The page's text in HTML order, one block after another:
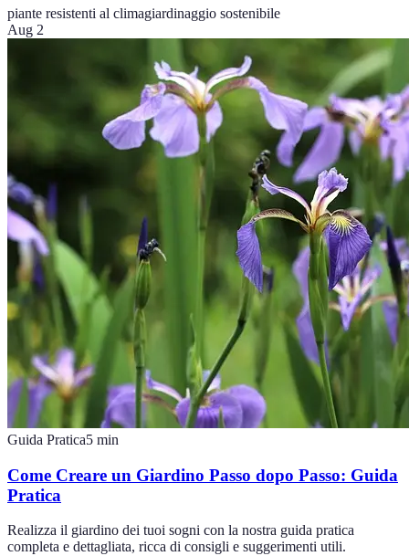
piante resistenti al climagiardinaggio sostenibile
Aug 2
Guida Pratica5 min
Come Creare un Giardino Passo dopo Passo: Guida
Pratica
Realizza il giardino dei tuoi sogni con la nostra guida pratica
completa e dettagliata, ricca di consigli e suggerimenti utili.